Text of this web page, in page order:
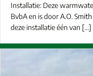
Installatie: Deze
BvbA en is door A.O.
deze installatie één van […]